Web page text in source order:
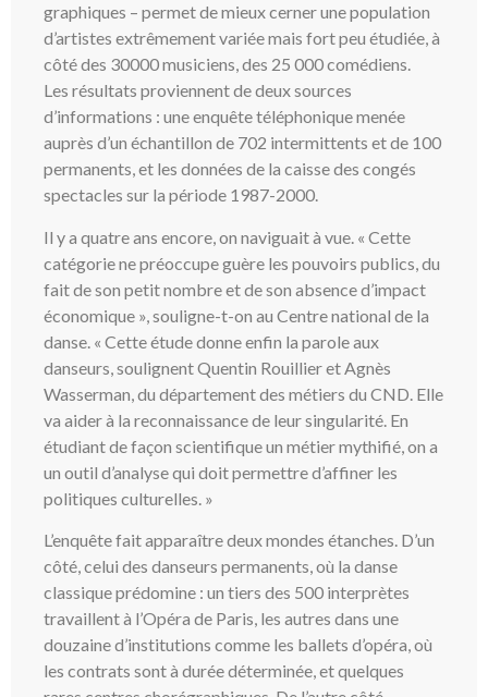
graphiques – permet de mieux cerner une population
d’artistes extrêmement variée mais fort peu étudiée, à
côté des 30000 musiciens, des 25 000 comédiens.
Les résultats proviennent de deux sources
d’informations : une enquête téléphonique menée
auprès d’un échantillon de 702 intermittents et de 100
permanents, et les données de la caisse des congés
spectacles sur la période 1987-2000.
Il y a quatre ans encore, on naviguait à vue. « Cette
catégorie ne préoccupe guère les pouvoirs publics, du
fait de son petit nombre et de son absence d’impact
économique », souligne-t-on au Centre national de la
danse. « Cette étude donne enfin la parole aux
danseurs, soulignent Quentin Rouillier et Agnès
Wasserman, du département des métiers du CND. Elle
va aider à la reconnaissance de leur singularité. En
étudiant de façon scientifique un métier mythifié, on a
un outil d’analyse qui doit permettre d’affiner les
politiques culturelles. »
L’enquête fait apparaître deux mondes étanches. D’un
côté, celui des danseurs permanents, où la danse
classique prédomine : un tiers des 500 interprètes
travaillent à l’Opéra de Paris, les autres dans une
douzaine d’institutions comme les ballets d’opéra, où
les contrats sont à durée déterminée, et quelques